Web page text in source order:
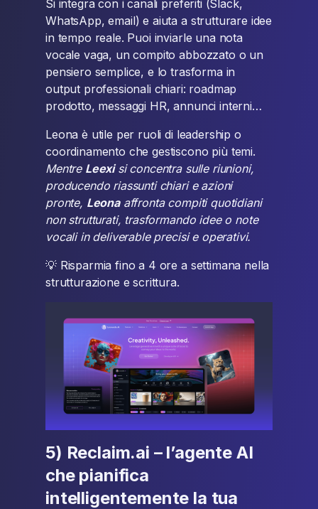
Si integra con i canali preferiti (Slack,
WhatsApp, email) e aiuta a strutturare idee
in tempo reale. Puoi inviarle una nota
vocale vaga, un compito abbozzato o un
pensiero semplice, e lo trasforma in
output professionali chiari: roadmap
prodotto, messaggi HR, annunci interni…
Leona è utile per ruoli di leadership o
coordinamento che gestiscono più temi.
Mentre Leexisi concentra sulle riunioni,
producendo riassunti chiari e azioni
pronte, Leonaaffronta compiti quotidiani
non strutturati, trasformando idee o note
vocali in deliverable precisi e operativi.
💡 Risparmia fino a 4 ore a settimana nella
strutturazione e scrittura.
5) Reclaim.ai – l’agente AI
che pianifica
intelligentemente la tua